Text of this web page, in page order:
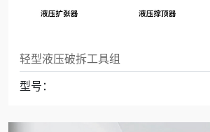
轻型液压破拆工具组
型号：